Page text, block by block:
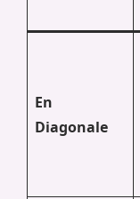
En
Diagonale